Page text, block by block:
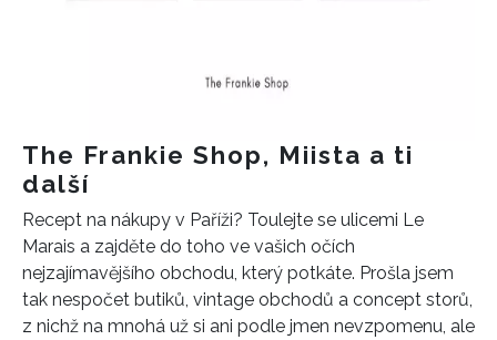
NEWSLETTER
The Frankie Shop, Miista a ti
další
Recept na nákupy v Paříži? Toulejte se ulicemi Le
Marais a zajděte do toho ve vašich očích
nejzajímavějšího obchodu, který potkáte. Prošla jsem
tak nespočet butiků, vintage obchodů a concept storů,
z nichž na mnohá už si ani podle jmen nevzpomenu, ale